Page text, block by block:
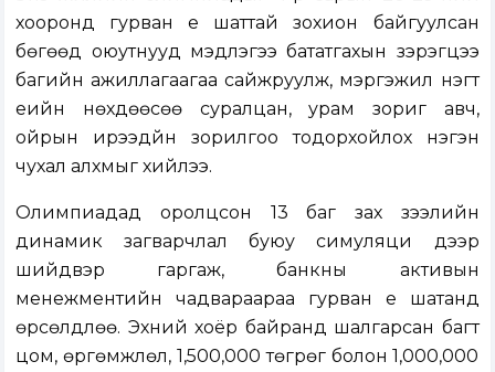
хооронд гурван үе шаттай зохион байгуулсан
бөгөөд оюутнууд мэдлэгээ бататгахын зэрэгцээ
багийн ажиллагаагаа сайжруулж, мэргэжил нэгт
үеийн нөхдөөсөө суралцан, урам зориг авч,
ойрын ирээдүйн зорилгоо тодорхойлох нэгэн
чухал алхмыг хийлээ.
Олимпиадад оролцсон 13 баг зах зээлийн
динамик загварчлал буюу симуляци дээр
шийдвэр гаргаж, банкны активын
менежментийн чадвараараа гурван үе шатанд
өрсөлдлөө. Эхний хоёр байранд шалгарсан багт
цом, өргөмжлөл, 1,500,000 төгрөг болон 1,000,000